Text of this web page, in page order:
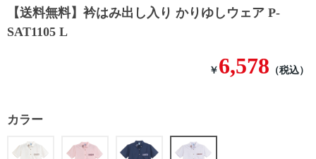
【送料無料】衿はみ出し入り かりゆしウェア P-
SAT1105 L
￥ 6,578 （税込）
カラー